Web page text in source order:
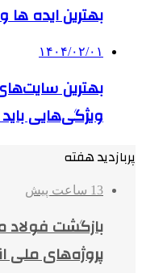
بهترین ایده ها
۱۴۰۴/۰۲/۰۱
بهترین
ویژگی‌هایی
پربازدید هفته
13 ساعت پیش
بازگشت فولاد
پروژه‌های ملی